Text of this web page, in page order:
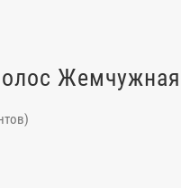
Жемчужная